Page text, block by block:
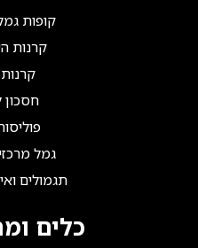
קופות
קרנות
חסכון
גמל
תגמולים
כלים